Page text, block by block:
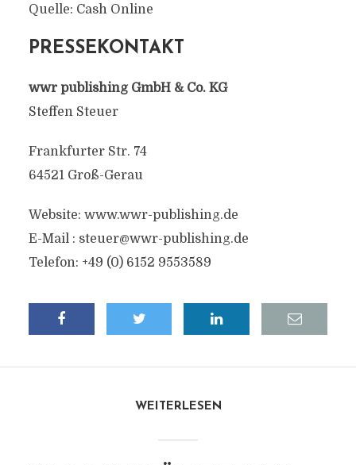
Quelle: Cash Online
PRESSEKONTAKT
wwr publishing GmbH & Co. KG
Steffen Steuer
Frankfurter Str. 74
64521 Groß-Gerau
Website: www.wwr-publishing.de
E-Mail : steuer@wwr-publishing.de
Telefon: +49 (0) 6152 9553589
WEITERLESEN